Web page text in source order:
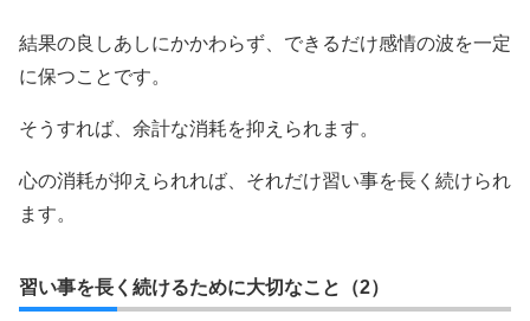
結果の良しあしにかかわらず、できるだけ感情の波を一定
に保つことです。
そうすれば、余計な消耗を抑えられます。
心の消耗が抑えられれば、それだけ習い事を長く続けられ
ます。
習い事を長く続けるために大切なこと（2）